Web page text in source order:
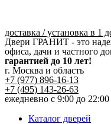
доставка / установка в 1
Двери ГРАНИТ - это
офиса, дачи и частного
гарантией до 10 лет!
г. Москва и область
+7 (977) 896-16-13
+7 (495) 143-26-63
ежедневно с 9:00 до 22:00
Каталог дверей